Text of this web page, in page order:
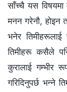
साँच्‍चै यस
मनन गरेनौ, होइन
भनेर तिमीहरूलाई
तिमीहरू कसैले
कुरालाई गम्‍भीर
गरिदिनुपर्छ भन्‍ने